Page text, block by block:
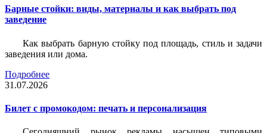
Барные стойки: виды, материалы и как выбрать под
заведение
Как выбрать барную стойку под площадь, стиль и задачи
заведения или дома.
Подробнее
31.07.2026
Билет c промокодом: печать и персонализация